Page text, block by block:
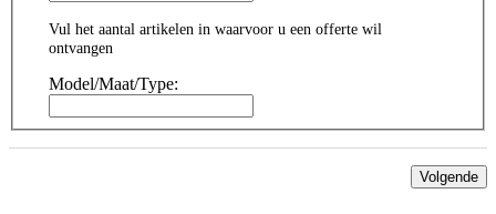
Vul het aantal artikelen in waarvoor u een offerte wil
ontvangen
Model/Maat/Type:
Volgende